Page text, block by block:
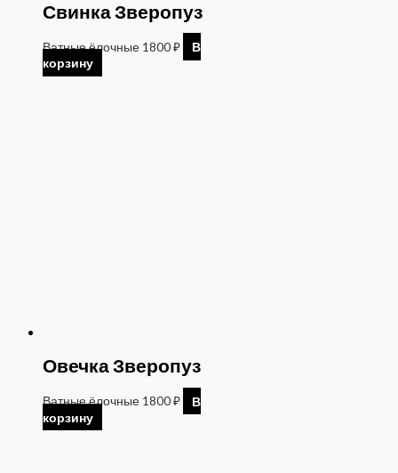
Свинка Зверопуз
Ватные ёлочные 1800₽
В
корзину
Овечка Зверопуз
Ватные ёлочные 1800₽
В
корзину